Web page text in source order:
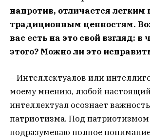
напротив, отличается легким
традиционным ценностям.
вас есть на это свой взгляд: в
этого? Можно ли это
– Интеллектуалов или
моему мнению, любой
интеллектуал осознает важность
патриотизма. Под патриотизмом
подразумеваю полное